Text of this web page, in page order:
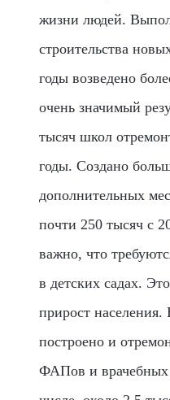
жизни людей.
строительства
годы возведено
очень значимый
тысяч школ
годы. Создано
дополнительных
почти 250 тысяч с
важно, что
в детских садах.
прирост населения.
построено и
ФАПов и врачебных